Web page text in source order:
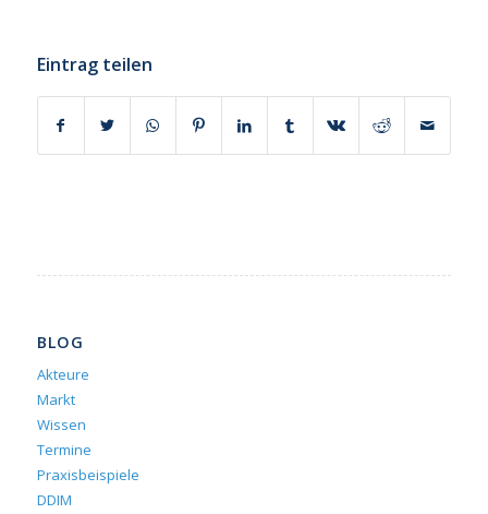
Eintrag teilen
BLOG
Akteure
Markt
Wissen
Termine
Praxisbeispiele
DDIM